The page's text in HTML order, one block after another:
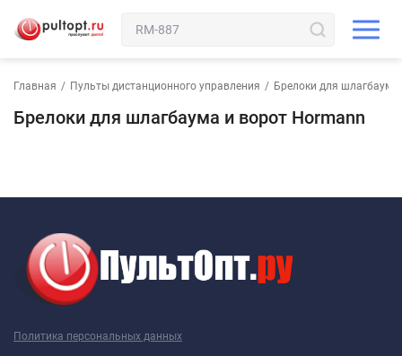
Главная / Пульты дистанционного управления / Брелоки для шлагбаума
Брелоки для шлагбаума и ворот Hormann
Политика персональных данных